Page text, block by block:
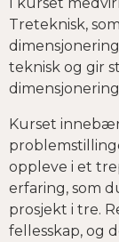
Treteknisk,
teknisk og gir
Kurset
oppleve i et
erfaring, som
prosjekt i tre.
fellesskap, og